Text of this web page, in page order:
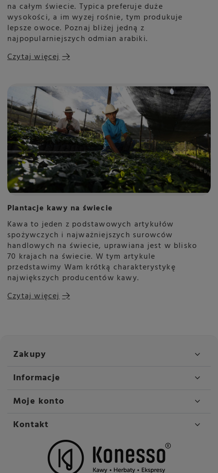
na całym świecie. Typica preferuje duże
wysokości, a im wyzej rośnie, tym produkuje
lepsze owoce. Poznaj bliżej jedną z
najpopularniejszych odmian arabiki.
Czytaj więcej
Plantacje kawy na świecie
Kawa to jeden z podstawowych artykułów
spożywczych i najważniejszych surowców
handlowych na świecie, uprawiana jest w blisko
70 krajach na świecie. W tym artykule
przedstawimy Wam krótką charakterystykę
największych producentów kawy.
Czytaj więcej
Zakupy
Informacje
Moje konto
Kontakt